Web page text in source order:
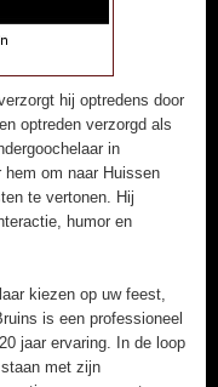
hij optredens door
optreden verzorgd als
in
om naar Huissen
te vertonen. Hij
humor en
kiezen op uw feest,
is een professioneel
jaar ervaring. In de loop
met zijn